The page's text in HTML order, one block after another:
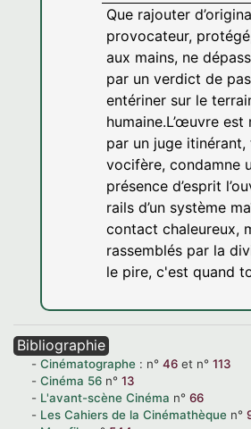
Que rajouter
provocateur,
aux mains, ne
par un verdict de
entériner sur le
humaine.L’œuvre
par un juge
vocifère, condamne
présence d’esprit
rails d’un système
contact chaleureux,
rassemblés par la
le pire, c'est quand
Bibliographie
Cinématographe : n° 46 et n° 113
Cinéma 56 n° 13
L'avant-scène Cinéma n° 66
Les Cahiers de la Cinémathèque n°